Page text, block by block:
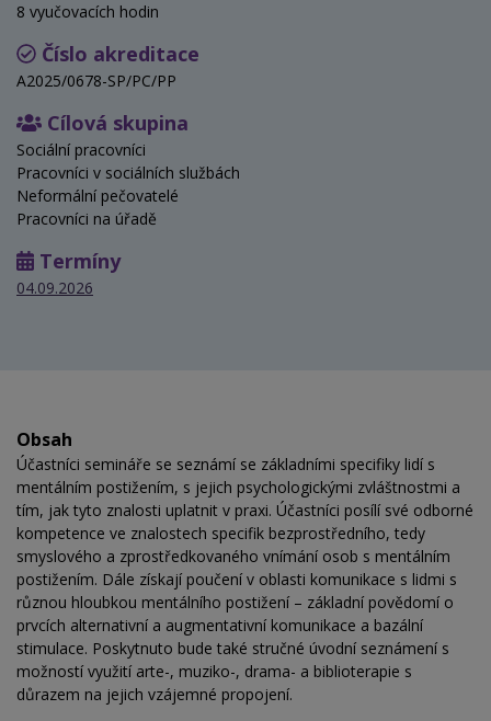
8 vyučovacích hodin
Číslo akreditace
A2025/0678-SP/PC/PP
Cílová skupina
Sociální pracovníci
Pracovníci v sociálních službách
Neformální pečovatelé
Pracovníci na úřadě
Termíny
04.09.2026
Obsah
Účastníci semináře se seznámí se základními specifiky lidí s
mentálním postižením, s jejich psychologickými zvláštnostmi a
tím, jak tyto znalosti uplatnit v praxi. Účastníci posílí své odborné
kompetence ve znalostech specifik bezprostředního, tedy
smyslového a zprostředkovaného vnímání osob s mentálním
postižením. Dále získají poučení v oblasti komunikace s lidmi s
různou hloubkou mentálního postižení – základní povědomí o
prvcích alternativní a augmentativní komunikace a bazální
stimulace. Poskytnuto bude také stručné úvodní seznámení s
možností využití arte-, muziko-, drama- a biblioterapie s
důrazem na jejich vzájemné propojení.